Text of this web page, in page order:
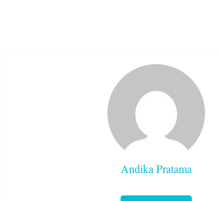
Andika Pratama